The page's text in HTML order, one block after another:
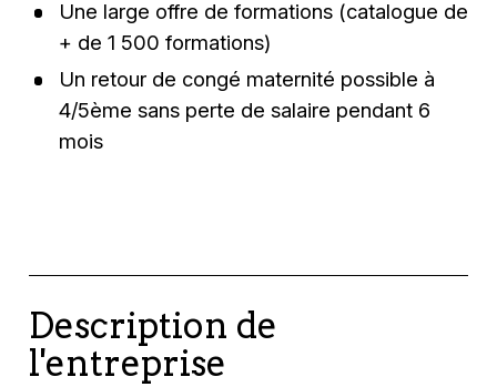
Une large offre de formations (catalogue de
+ de 1 500 formations)
Un retour de congé maternité possible à
4/5ème sans perte de salaire pendant 6
mois
Description de
l'entreprise